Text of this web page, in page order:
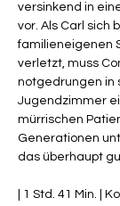
versinkend in
vor. Als Carl sich
familieneigenen
verletzt, muss
notgedrungen in
Jugendzimmer
mürrischen
Generationen
das überhaupt
| 1 Std. 41 Min. |